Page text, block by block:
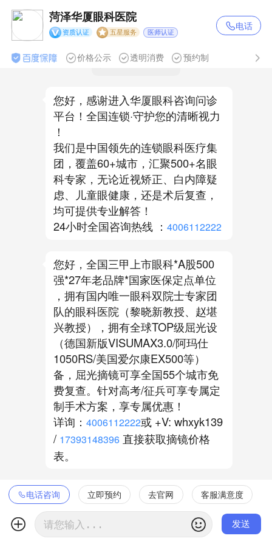
菏泽华厦眼科医院
资质认证 五星服务 医师认证
电话
价格公示 透明消费 预约制
到您?也可留下您的联系电话,这边
给您回电!
人工客服正在接待
您好，感谢进入华厦眼科咨询问诊
平台！全国连锁·守护您的清晰视力
！
我们是中国领先的连锁眼科医疗集
团，覆盖60+城市，汇聚500+名眼
科专家，无论近视矫正、白内障疑
虑、儿童眼健康，还是术后复查，
均可提供专业解答！
24小时全国咨询热线 ： 4006112222
您好，全国三甲上市眼科*A股500
强*27年老品牌*国家医保定点单位
，拥有国内唯一眼科双院士专家团
队的眼科医院（黎晓新教授、赵堪
兴教授），拥有全球TOP级屈光设
（德国新版VISUMAX3.0/阿玛仕
1050RS/美国爱尔康EX500等）
备，屈光摘镜可享全国55个城市免
费复查。针对高考/征兵可享专属定
制手术方案，享专属优惠！
详询： 4006112222或 +V: whxyk139
/ 17393148396直接获取摘镜价格
表。
电话咨询 立即预约 去官网 客服满意度
发送